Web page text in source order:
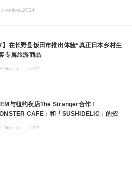
】在长野县饭田市推出体验“真正日本乡村生
专属旅游商品
与纽约夜店The Stranger合作！
CAFE」和「SUSHIDELIC」的招